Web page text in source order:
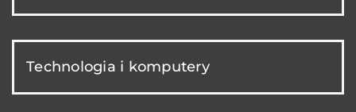
Technologia i komputery